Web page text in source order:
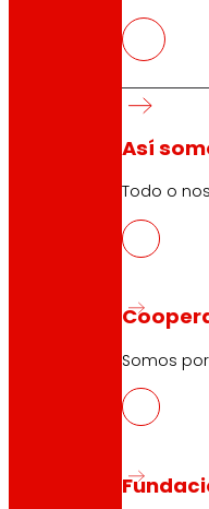
Así
Todo o
Somos
Atención ao cliente:
EROSKI Corporativo
Quen somos
Compromisos
Investidores
Tendas EROSKI
Buscador de
Supermercado en
Descanso